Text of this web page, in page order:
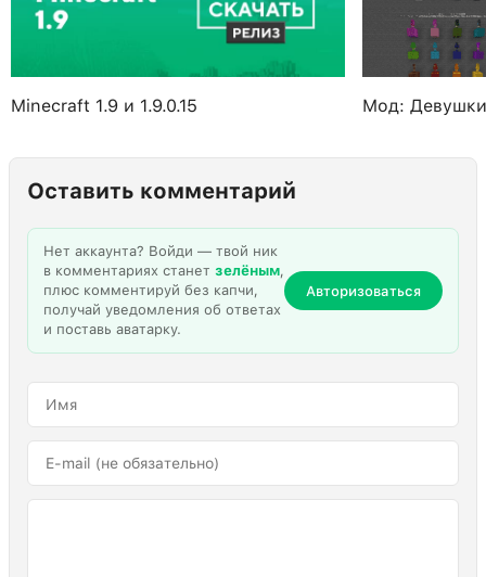
Minecraft 1.9 и 1.9.0.15 Мод:
Оставить комментарий
Нет аккаунта? Войди — твой ник
в комментариях станет зелёным,
плюс комментируй без капчи,
получай уведомления об ответах
и поставь аватарку.
Авторизоваться